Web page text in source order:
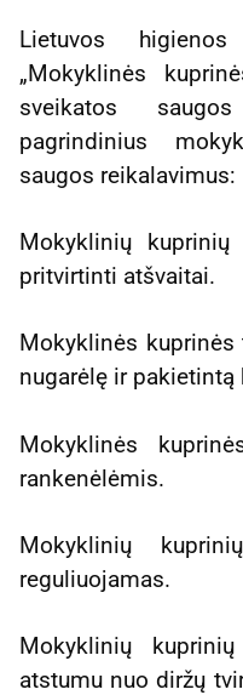
Lietuvos
„Mokyklinės
sveikatos
pagrindinius
saugos reikalavimus:
Mokyklinių
pritvirtinti atšvaitai.
Mokyklinės
nugarėlę ir pakietintą
Mokyklinės
rankenėlėmis.
Mokyklinių
reguliuojamas.
Mokyklinių
atstumu nuo diržų